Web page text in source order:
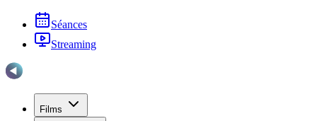
Séances
Streaming
Films